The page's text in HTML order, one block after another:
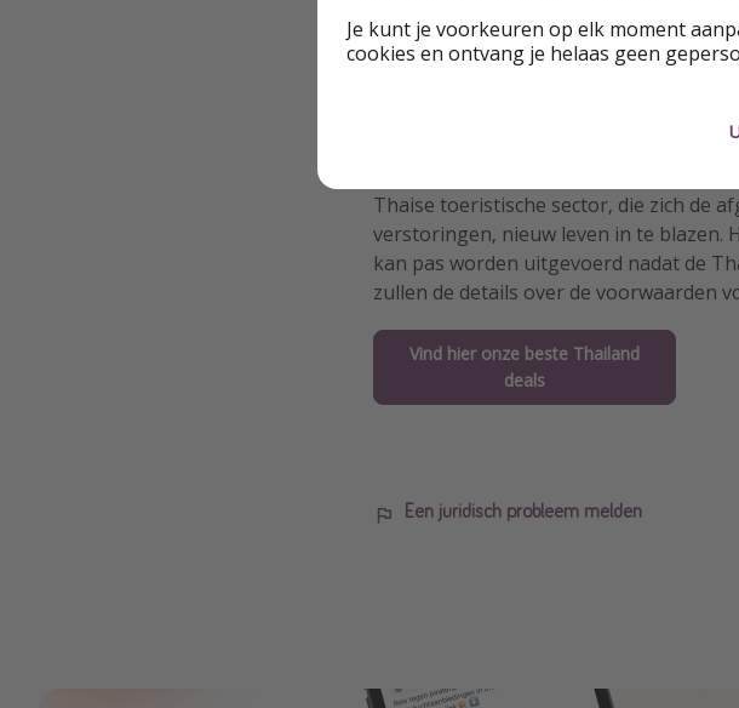
geautoriseerde online reisbureaus,
binnenlandse vlucht. De aankoop moet
Thai AirAsia, Bangkok Airways, Nok
Thaise toeristische sector, die zich de
verstoringen, nieuw leven in te blazen.
kan pas worden uitgevoerd nadat de
zullen de details over de voorwaarden
Vind hier onze beste Thailand
deals
Een juridisch probleem melden
Je kunt je voorkeuren op elk moment
cookies en ontvang je helaas geen